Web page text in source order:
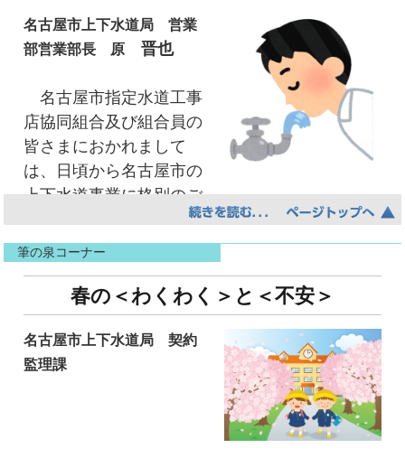
ーとして、自分が発言しない場合はマイクの設
定をミュートにすることや、他の参加者にミー
ティングに集中していただくために、自分の背
景をぼかしたり、画像を変えたりする設定を教
えていただきました。
Zoomビギナーの私には新鮮な内容で、実際経
験しないと分からない事を教えていただき、と
ても実になる勉強会でした。
この経験を活かし、この先Zoomでウェブ会議
に参加するシーンがあれば早速実践したいと思
います。
青年部会 瑞穂支部 桜田雅己
の水道法改正で規制緩和が進んだことにより、
局との距離が遠のいていたきらいがありました
が、近年、上下水道局における組織再編や防災
対応などのリスクマネジメントの観点から災害
時における応急復旧工事等の協力に関する協定
や仮設給水栓の設置などに関する協定を締結す
るなど再び連携が深まってきております。
防災関係については、名水協と上下水道局の
共催で総合防災訓練を合同で実施したり、上下
水道局主催の訓練にも積極的に参加していま
しては市内全217施設の半数以上を受託し、震度
6以上の地震には上下水道局の指示がなくても設
置することとなっており、責任の重さを痛感し
ています。
また、地域のみなさまが自ら操作して飲料水を
確保できる地下式給水栓を市立小中学校に整備
されています。名水協は、この地下式給水栓の
名古屋市上下水道局 営業
部営業部長 原 晋也
名古屋市指定水道工事
店協同組合及び組合員の
皆さまにおかれまして
は、日頃から名古屋市の
上下水道事業に格別のご
理解とご協力を賜り、この場をお借りして厚く
御礼申し上げます。
お客さまのニーズなど、さまざまな状況の変化
に的確に対応するため、技術の研鑚やお客さま
サービスの向上に、日々、努めておられますこ
とにあらためて敬意を表するところでございま
さて、本市では、令和４年度に下水道事業が
110周年（大正元年供用開始）を、令和６年度に
筆の泉コーナー
春の＜わくわく＞と＜不安＞
名古屋市上下水道局 契約
監理課